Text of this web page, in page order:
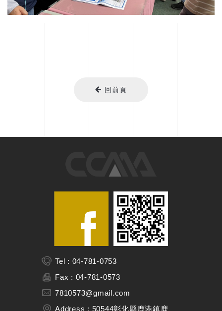
回前頁
Tel : 04-781-0753
Fax : 04-781-0573
7810573@gmail.com
Address : 50544彰化縣鹿港鎮鹿